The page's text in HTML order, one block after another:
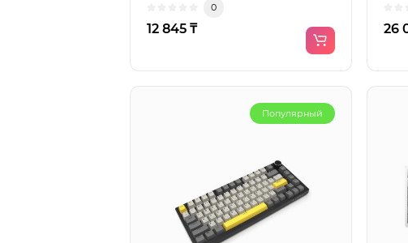
геймеров и пол..
0
12 845 ₸ 26
Популярный